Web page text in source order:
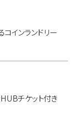
インランドリー
チケット付き